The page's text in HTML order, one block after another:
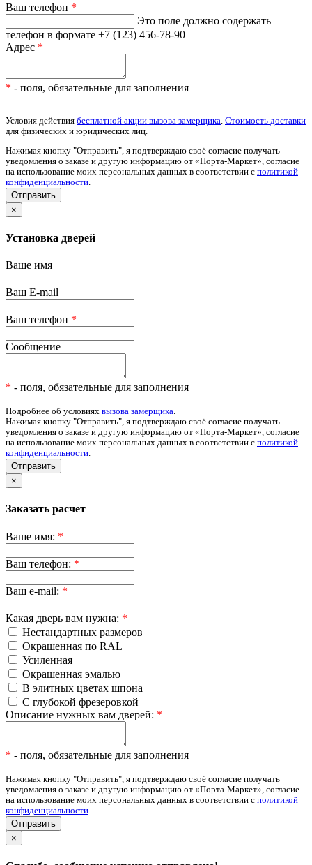
Ваш телефон *
Это поле должно содержать
телефон в формате +7 (123) 456-78-90
Адрес *
* - поля, обязательные для заполнения
Условия действия бесплатной акции вызова замерщика Стоимость доставки
для физических и юридических лиц.
Нажимая кнопку "Отправить", я подтверждаю своё согласие получать
уведомления о заказе и другую информацию от «Порта-Маркет», согласие
на использование моих персональных данных в соответствии с политикой
конфиденциальности
×
Установка дверей
Ваше имя
Ваш E-mail
Ваш телефон *
Сообщение
* - поля, обязательные для заполнения
Подробнее об условиях вызова замерщика.
Нажимая кнопку "Отправить", я подтверждаю своё согласие получать
уведомления о заказе и другую информацию от «Порта-Маркет», согласие
на использование моих персональных данных в соответствии с политикой
конфиденциальности.
Отправить
×
Заказать расчет
Ваше имя: *
Ваш телефон: *
Ваш e-mail: *
Какая дверь вам нужна: *
Нестандартных размеров
Окрашенная по RAL
Усиленная
Окрашенная эмалью
В элитных цветах шпона
С глубокой фрезеровкой
Описание нужных вам дверей: *
* - поля, обязательные для заполнения
Нажимая кнопку "Отправить", я подтверждаю своё согласие получать
уведомления о заказе и другую информацию от «Порта-Маркет», согласие
на использование моих персональных данных в соответствии с политикой
конфиденциальности
×